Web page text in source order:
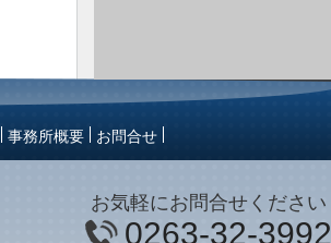
事務所概要 お問合せ
お気軽にお問合せください
0263-32-3992